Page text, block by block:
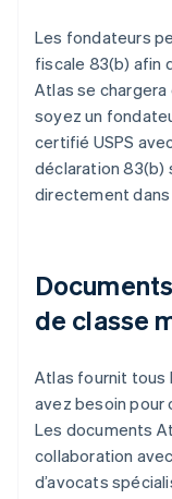
Les fondateurs
fiscale 83(b) afin
Atlas se
soyez un
certifié USPS
déclaration 83(b)
directement
de classe
Atlas fournit tous
avez besoin pour
Les documents
collaboration avec
d’avocats